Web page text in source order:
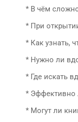
* В чём
* При
* Как узнать,
* Нужно ли
* Где искать
* Эффективно
* Могут ли